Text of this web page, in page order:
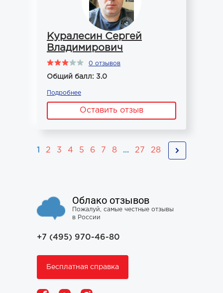
Куралесин Сергей
Владимирович
0 отзывов
Общий балл: 3.0
Подробнее
Оставить отзыв
1 2 3 4 5 6 7 8 ... 27 28
Облако отзывов
Пожалуй, самые честные отзывы
в России
+7 (495) 970-46-80
Бесплатная справка